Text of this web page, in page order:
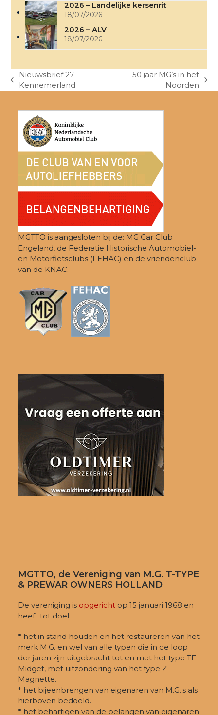
2026 – Landelijke kersenrit
18/07/2026
2026 – ALV
18/07/2026
previous
Nieuwsbrief 27
Kennemerland
50 jaar MG’s in het
Noorden
MGTTO is aangesloten bij de: MG Car Club
Engeland, de Federatie Historische Automobiel-
en Motorfietsclubs (FEHAC) en de vriendenclub
van de KNAC.
MGTTO, de Vereniging van M.G. T-TYPE
& PREWAR OWNERS HOLLAND
De vereniging is opgericht op 15 januari 1968 en
heeft tot doel:
* het in stand houden en het restaureren van het
merk M.G. en wel van alle typen die in de loop
der jaren zijn uitgebracht tot en met het type TF
Midget, met uitzondering van het type Z-
Magnette.
* het bijeenbrengen van eigenaren van M.G.’s als
hierboven bedoeld.
* het behartigen van de belangen van eigenaren